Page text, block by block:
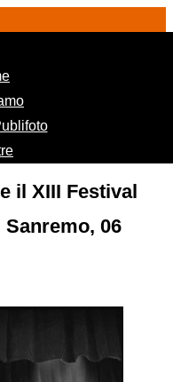
(current)
il XIII Festival
06